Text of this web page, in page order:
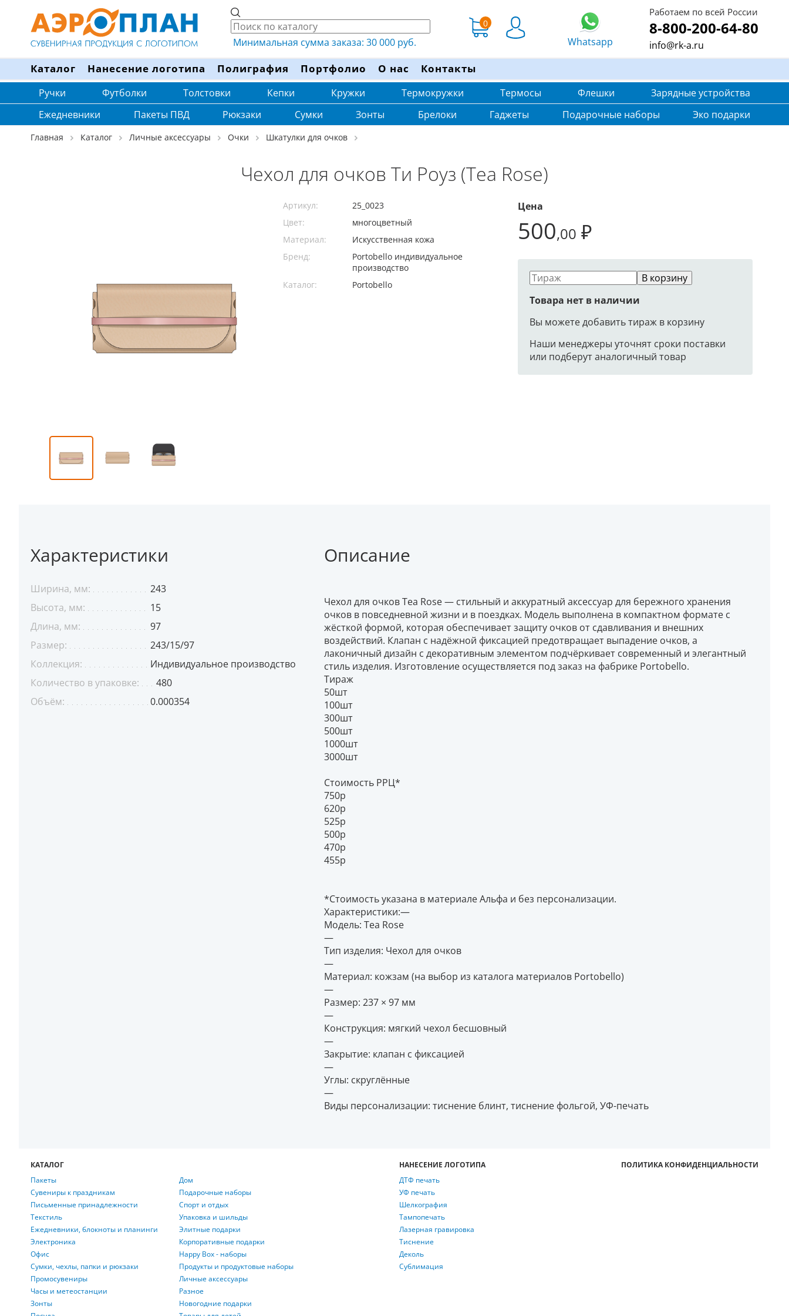
Минимальная сумма заказа: 30 000 руб.
0
Whatsapp
Работаем по всей России
8-800-200-64-80
info@rk-a.ru
Каталог Нанесение логотипа Полиграфия Портфолио О нас Контакты
Ручки Футболки Толстовки Кепки Кружки Термокружки Термосы Флешки
Зарядные устройства
Ежедневники
Пакеты ПВД Рюкзаки Сумки Зонты Брелоки Гаджеты Подарочные наборы Эко подарки
Главная Каталог Личные аксессуары Очки Шкатулки для очков
Чехол для очков Ти Роуз (Tea Rose)
Цена
500,00 ₽
В корзину
Товара нет в наличии
Вы можете добавить тираж в корзину
Наши менеджеры уточнят сроки поставки
или подберут аналогичный товар
Артикул:
25_0023
Цвет:
многоцветный
Материал:
Искусственная кожа
Бренд:
Portobello индивидуальное
производство
Каталог:
Portobello
Описание
Чехол для очков Tea Rose — стильный и аккуратный аксессуар для бережного хранения
очков в повседневной жизни и в поездках. Модель выполнена в компактном формате с
жёсткой формой, которая обеспечивает защиту очков от сдавливания и внешних
воздействий. Клапан с надёжной фиксацией предотвращает выпадение очков, а
лаконичный дизайн с декоративным элементом подчёркивает современный и элегантный
стиль изделия. Изготовление осуществляется под заказ на фабрике Portobello.
Тираж
50шт
100шт
300шт
500шт
1000шт
3000шт
Стоимость РРЦ*
750р
620р
525р
500р
470р
455р
*Стоимость указана в материале Альфа и без персонализации.
Характеристики:—
Модель: Tea Rose
—
Тип изделия: Чехол для очков
—
Материал: кожзам (на выбор из каталога материалов Portobello)
—
Размер: 237 × 97 мм
—
Конструкция: мягкий чехол бесшовный
—
Закрытие: клапан с фиксацией
—
Углы: скруглённые
—
Виды персонализации: тиснение блинт, тиснение фольгой, УФ-печать
Характеристики
Ширина, мм:
243
Высота, мм:
15
Длина, мм:
97
Размер:
243/15/97
Коллекция:
Индивидуальное производство
Количество в упаковке:
480
Объём:
0.000354
КАТАЛОГ
Пакеты
Сувениры к праздникам
Письменные принадлежности
Текстиль
Ежедневники, блокноты и планинги
Электроника
Офис
Сумки, чехлы, папки и рюкзаки
Промосувениры
Часы и метеостанции
Зонты
Дом
Подарочные наборы
Спорт и отдых
Упаковка и шильды
Элитные подарки
Корпоративные подарки
Happy Box - наборы
Продукты и продуктовые наборы
Личные аксессуары
Разное
Новогодние подарки
НАНЕСЕНИЕ ЛОГОТИПА
ДТФ печать
УФ печать
Шелкография
Тампопечать
Лазерная гравировка
Тиснение
Деколь
Сублимация
ПОЛИТИКА КОНФИДЕНЦИАЛЬНОСТИ